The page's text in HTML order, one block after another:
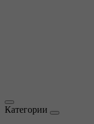
Категории